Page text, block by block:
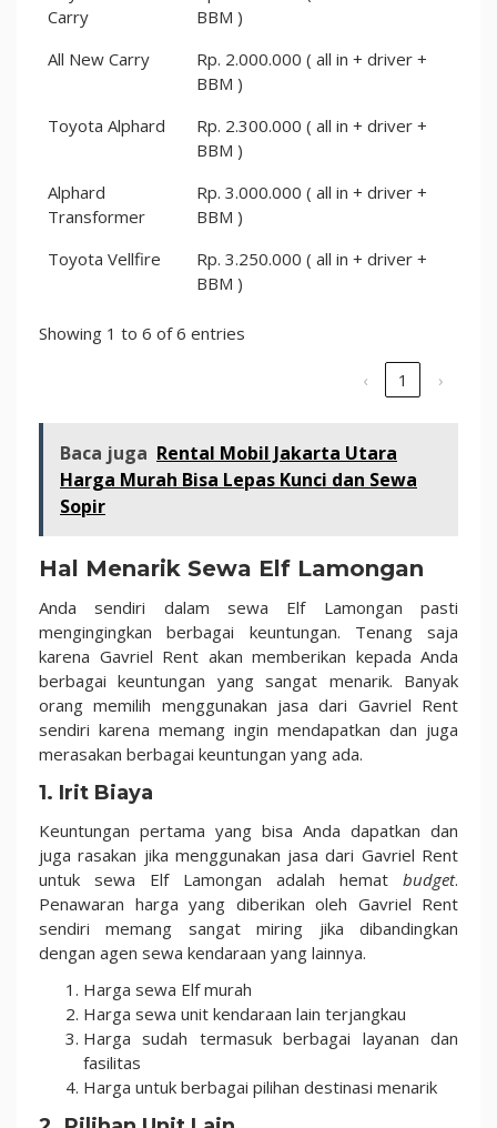
Carry
BBM )
All New Carry
Rp. 2.000.000 ( all in + driver +
BBM )
Toyota Alphard
Rp. 2.300.000 ( all in + driver +
BBM )
Alphard
Transformer
Rp. 3.000.000 ( all in + driver +
BBM )
Toyota Vellfire
Rp. 3.250.000 ( all in + driver +
BBM )
Showing 1 to 6 of 6 entries
‹ 1 ›
Baca juga Rental Mobil Jakarta Utara
Harga Murah Bisa Lepas Kunci dan Sewa
Sopir
Hal Menarik Sewa Elf Lamongan
Anda sendiri dalam sewa Elf Lamongan pasti
mengingingkan berbagai keuntungan. Tenang saja
karena Gavriel Rent akan memberikan kepada Anda
berbagai keuntungan yang sangat menarik. Banyak
orang memilih menggunakan jasa dari Gavriel Rent
sendiri karena memang ingin mendapatkan dan juga
merasakan berbagai keuntungan yang ada.
1. Irit Biaya
Keuntungan pertama yang bisa Anda dapatkan dan
juga rasakan jika menggunakan jasa dari Gavriel Rent
untuk sewa Elf Lamongan adalah hemat budget.
Penawaran harga yang diberikan oleh Gavriel Rent
sendiri memang sangat miring jika dibandingkan
dengan agen sewa kendaraan yang lainnya.
Harga sewa Elf murah
Harga sewa unit kendaraan lain terjangkau
Harga sudah termasuk berbagai layanan dan
fasilitas
Harga untuk berbagai pilihan destinasi menarik